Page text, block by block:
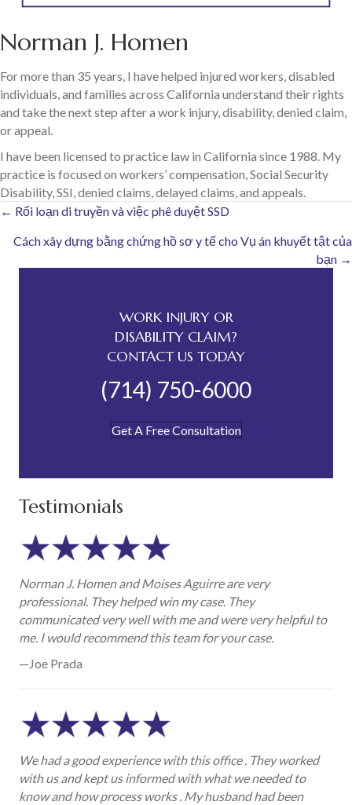
Norman J. Homen
For more than 35 years, I have helped injured workers, disabled
individuals, and families across California understand their rights
and take the next step after a work injury, disability, denied claim,
or appeal.
I have been licensed to practice law in California since 1988. My
practice is focused on workers’ compensation, Social Security
Disability, SSI, denied claims, delayed claims, and appeals.
Posts
navigation
← Rối loạn di truyền và việc phê duyệt SSD
Cách xây dựng bằng chứng hồ sơ y tế cho Vụ án khuyết tật của
bạn →
WORK INJURY OR
DISABILITY CLAIM?
CONTACT US TODAY
(714) 750-6000
Get A Free Consultation
Testimonials
Norman J. Homen and Moises Aguirre are very
professional. They helped win my case. They
communicated very well with me and were very helpful to
me. I would recommend this team for your case.
—Joe Prada
We had a good experience with this office . They worked
with us and kept us informed with what we needed to
know and how process works . My husband had been